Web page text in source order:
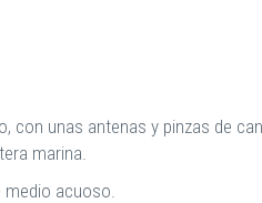
con unas antenas y pinzas de
marina.
acuoso.